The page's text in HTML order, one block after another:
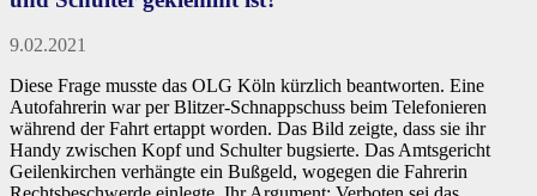
9.02.2021
Diese Frage musste das OLG Köln kürzlich beantworten. Eine
Autofahrerin war per Blitzer-Schnappschuss beim Telefonieren
während der Fahrt ertappt worden. Das Bild zeigte, dass sie ihr
Handy zwischen Kopf und Schulter bugsierte. Das Amtsgericht
Geilenkirchen verhängte ein Bußgeld, wogegen die Fahrerin